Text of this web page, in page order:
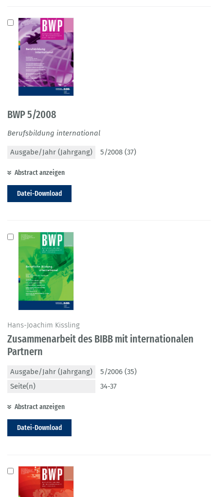
BWP 5/2008
Berufsbildung international
Ausgabe/Jahr (Jahrgang) 5/2008 (37)
Abstract anzeigen
Datei-Download
Hans-Joachim Kissling
Zusammenarbeit des BIBB mit internationalen
Partnern
Ausgabe/Jahr (Jahrgang)
5/2006 (35)
Seite(n)
34-37
Abstract anzeigen
Datei-Download